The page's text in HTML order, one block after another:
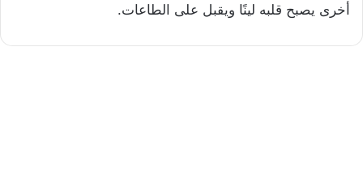
أخرى يصبح قلبه لينًا ويقبل على الطاعات.